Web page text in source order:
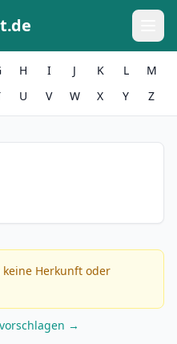
H I J K L
M
U V W X Y Z
Herkunft oder
→